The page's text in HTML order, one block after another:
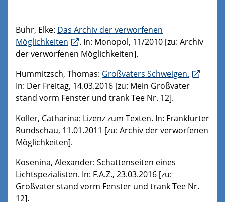
Buhr, Elke: Das Archiv der verworfenen
Möglichkeiten
. In: Monopol, 11/2010 [zu: Archiv
der verworfenen Möglichkeiten].
Hummitzsch, Thomas: Großvaters Schweigen.
In: Der Freitag, 14.03.2016 [zu: Mein Großvater
stand vorm Fenster und trank Tee Nr. 12].
Koller, Catharina: Lizenz zum Texten. In: Frankfurter
Rundschau, 11.01.2011 [zu: Archiv der verworfenen
Möglichkeiten].
Kosenina, Alexander: Schattenseiten eines
Lichtspezialisten. In: F.A.Z., 23.03.2016 [zu:
Großvater stand vorm Fenster und trank Tee Nr.
12].